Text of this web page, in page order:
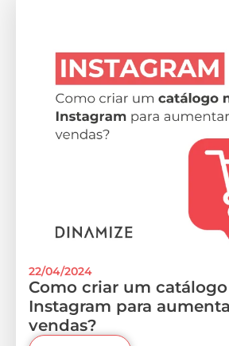
22/04/2024
Como criar um
Instagram para
vendas?